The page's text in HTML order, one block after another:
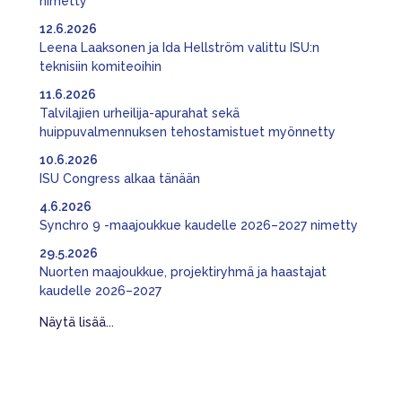
Leena Laaksonen ja Ida Hellström valittu ISU:n
teknisiin komiteoihin
12.6.2026
Talvilajien urheilija-apurahat sekä
huippuvalmennuksen tehostamistuet myönnetty
11.6.2026
ISU Congress alkaa tänään
10.6.2026
Synchro 9 -maajoukkue kaudelle 2026–2027 nimetty
4.6.2026
Nuorten maajoukkue, projektiryhmä ja haastajat
kaudelle 2026–2027
29.5.2026
Näytä lisää...